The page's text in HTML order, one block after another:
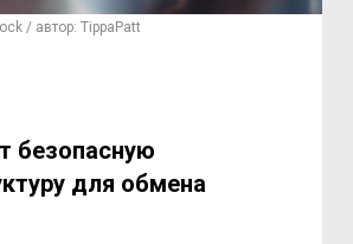
/ автор: TippaPatt
безопасную
для обмена